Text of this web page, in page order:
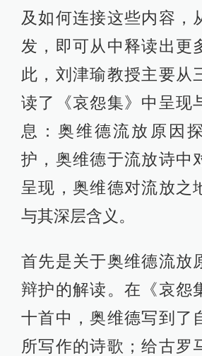
及如何连接这些内容，
发，即可从中释读出更
此，刘津瑜教授主要从
读了《哀怨集》中呈现
息：奥维德流放原因
护，奥维德于流放诗中
呈现，奥维德对流放之
与其深层含义。
首先是关于奥维德流放
辩护的解读。在《哀怨
十首中，奥维德写到了
所写作的诗歌；给古罗